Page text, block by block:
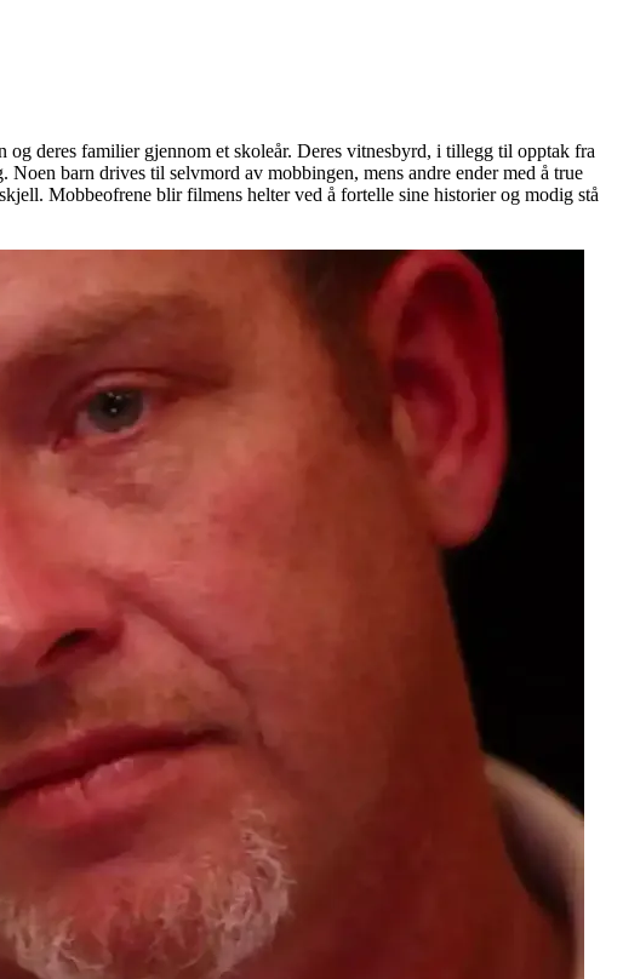
deres familier gjennom et skoleår. Deres vitnesbyrd, i tillegg til opptak fra
barn drives til selvmord av mobbingen, mens andre ender med å true
Mobbeofrene blir filmens helter ved å fortelle sine historier og modig stå